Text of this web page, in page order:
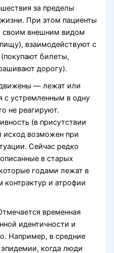
за пределы
При этом пациенты
своим внешним видом
взаимодействуют с
билеты,
дорогу).
— лежат или
с устремленным в одну
не реагируют.
(в присутствии
исход возможен при
Сейчас редко
в старых
годами лежат в
контрактур и атрофии
временная
идентичности и
Например, в средние
когда люди